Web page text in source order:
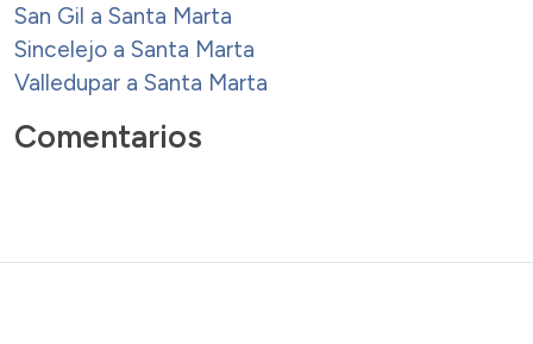
San Gil a Santa Marta
Sincelejo a Santa Marta
Valledupar a Santa Marta
Comentarios